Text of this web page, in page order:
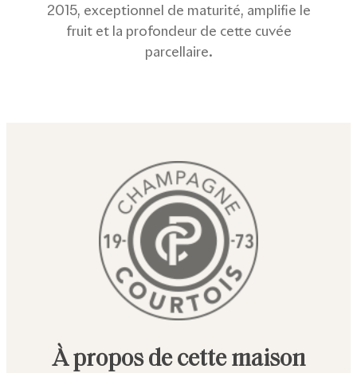
2015, exceptionnel de maturité, amplifie le
fruit et la profondeur de cette cuvée
parcellaire.
À propos de cette maison